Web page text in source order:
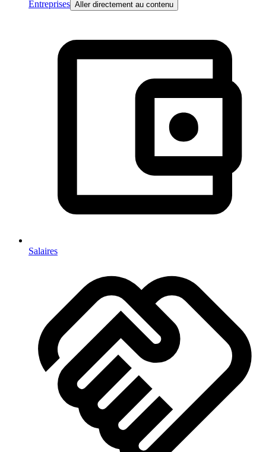
Entreprises Aller directement au contenu
Salaires